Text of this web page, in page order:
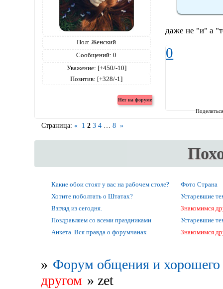
Пол: Женский
Сообщений: 0
Уважение: [+450/-10]
Позитив: [+328/-1]
даже не "и" а
0
Страница: « 1 2 3 4 … 8 »
Какие обои стоят у вас на рабочем столе?
Фото Страна
Хотите поболтать о Штатах?
Устаревшие
Взгляд из сегодня.
Знакомимся
Поздравляем со всеми праздниками
Устаревшие
Анкета. Вся правда о форумчанах
Знакомимся
» Форум общения и хорошего
другом » zet